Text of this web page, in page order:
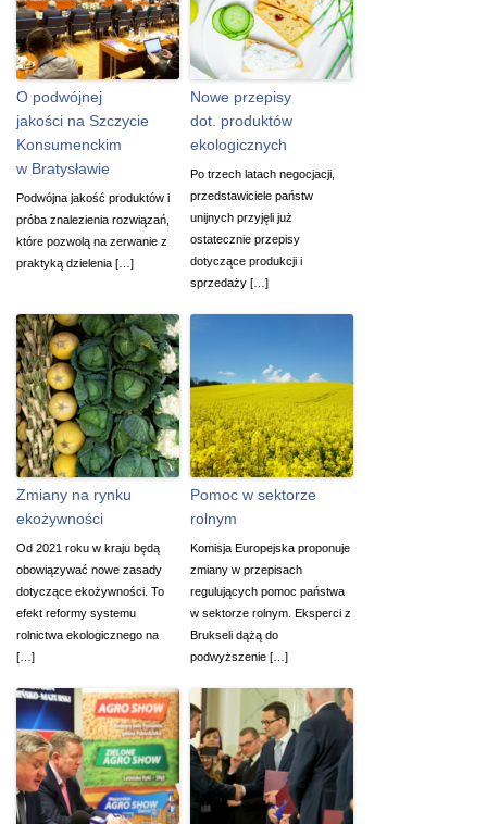
O podwójnej
jakości na Szczycie
Konsumenckim
w Bratysławie
Podwójna jakość produktów i
próba znalezienia rozwiązań,
które pozwolą na zerwanie z
praktyką dzielenia […]
Nowe przepisy
dot. produktów
ekologicznych
Po trzech latach negocjacji,
przedstawiciele państw
unijnych przyjęli już
ostatecznie przepisy
dotyczące produkcji i
sprzedaży […]
Zmiany na rynku
ekożywności
Od 2021 roku w kraju będą
obowiązywać nowe zasady
dotyczące ekożywności. To
efekt reformy systemu
rolnictwa ekologicznego na
[…]
Pomoc w sektorze
rolnym
Komisja Europejska proponuje
zmiany w przepisach
regulujących pomoc państwa
w sektorze rolnym. Eksperci z
Brukseli dążą do
podwyższenie […]